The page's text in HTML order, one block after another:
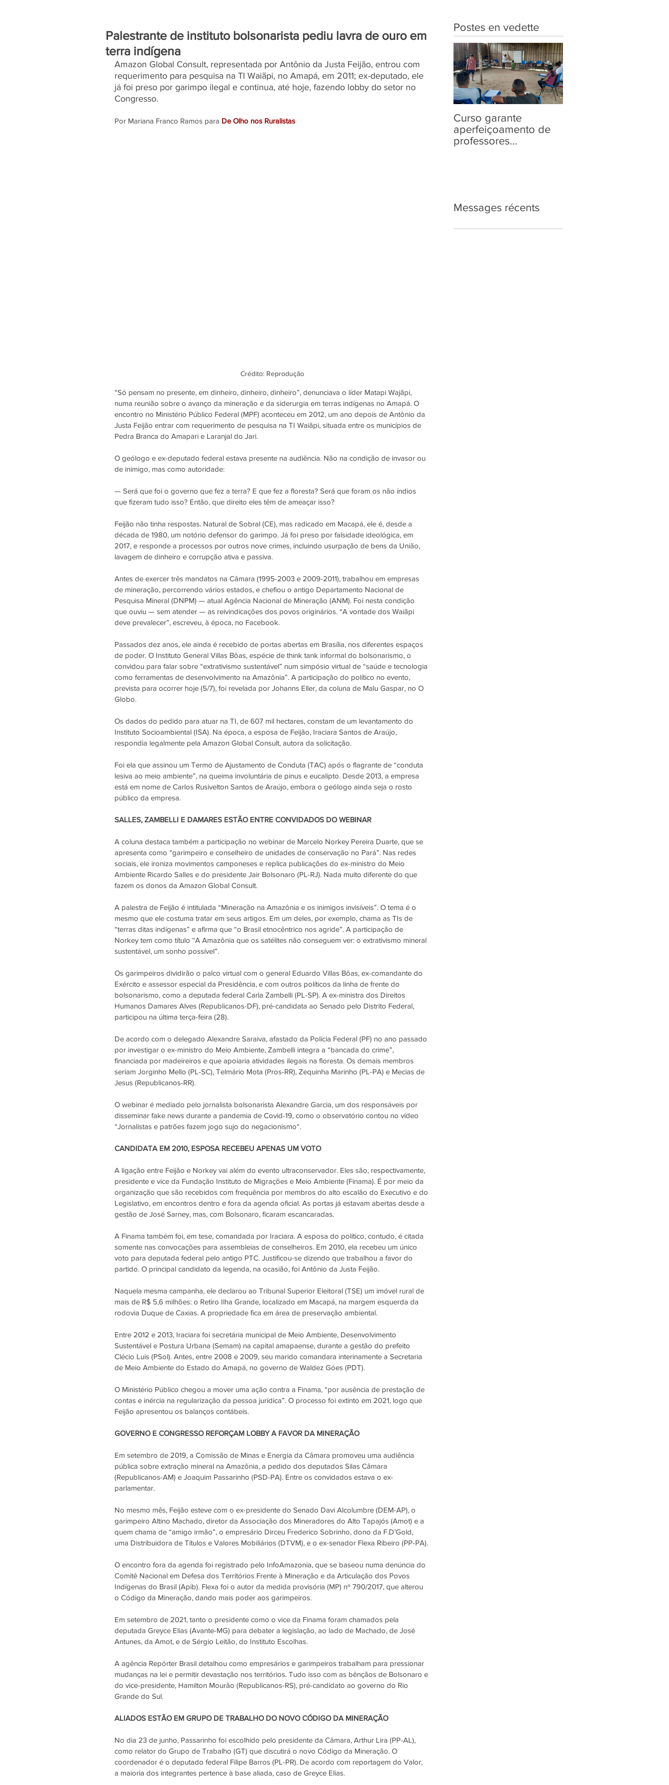
Palestrante de instituto bolsonarista pediu lavra de ouro em
terra indígena
Amazon Global Consult, representada por Antônio da Justa Feijão, entrou com
requerimento para pesquisa na TI Waiãpi, no Amapá, em 2011; ex-deputado, ele
já foi preso por garimpo ilegal e continua, até hoje, fazendo lobby do setor no
Congresso.
Por Mariana Franco Ramos para De Olho nos Ruralistas
Crédito: Reprodução
“Só pensam no presente, em dinheiro, dinheiro, dinheiro”, denunciava o líder Matapi Wajãpi,
numa reunião sobre o avanço da mineração e da siderurgia em terras indígenas no Amapá. O
encontro no Ministério Público Federal (MPF) aconteceu em 2012, um ano depois de Antônio da
Justa Feijão entrar com requerimento de pesquisa na TI Waiãpi, situada entre os municípios de
Pedra Branca do Amapari e Laranjal do Jari.
O geólogo e ex-deputado federal estava presente na audiência. Não na condição de invasor ou
de inimigo, mas como autoridade:
— Será que foi o governo que fez a terra? E que fez a floresta? Será que foram os não índios
que fizeram tudo isso? Então, que direito eles têm de ameaçar isso?
Feijão não tinha respostas. Natural de Sobral (CE), mas radicado em Macapá, ele é, desde a
década de 1980, um notório defensor do garimpo. Já foi preso por falsidade ideológica, em
2017, e responde a processos por outros nove crimes, incluindo usurpação de bens da União,
lavagem de dinheiro e corrupção ativa e passiva.
Antes de exercer três mandatos na Câmara (1995-2003 e 2009-2011), trabalhou em empresas
de mineração, percorrendo vários estados, e chefiou o antigo Departamento Nacional de
Pesquisa Mineral (DNPM) — atual Agência Nacional de Mineração (ANM). Foi nesta condição
que ouviu — sem atender — as reivindicações dos povos originários. “A vontade dos Waiãpi
deve prevalecer”, escreveu, à época, no Facebook.
Passados dez anos, ele ainda é recebido de portas abertas em Brasília, nos diferentes espaços
de poder. O Instituto General Villas Bôas, espécie de think tank informal do bolsonarismo, o
convidou para falar sobre “extrativismo sustentável” num simpósio virtual de “saúde e tecnologia
como ferramentas de desenvolvimento na Amazônia”. A participação do político no evento,
prevista para ocorrer hoje (5/7), foi revelada por Johanns Eller, da coluna de Malu Gaspar, no O
Globo.
Os dados do pedido para atuar na TI, de 607 mil hectares, constam de um levantamento do
Instituto Socioambiental (ISA). Na época, a esposa de Feijão, Iraciara Santos de Araújo,
respondia legalmente pela Amazon Global Consult, autora da solicitação.
Foi ela que assinou um Termo de Ajustamento de Conduta (TAC) após o flagrante de “conduta
lesiva ao meio ambiente”, na queima involuntária de pinus e eucalipto. Desde 2013, a empresa
está em nome de Carlos Rusivelton Santos de Araújo, embora o geólogo ainda seja o rosto
público da empresa.
SALLES, ZAMBELLI E DAMARES ESTÃO ENTRE CONVIDADOS DO WEBINAR
A coluna destaca também a participação no webinar de Marcelo Norkey Pereira Duarte, que se
apresenta como “garimpeiro e conselheiro de unidades de conservação no Pará”. Nas redes
sociais, ele ironiza movimentos camponeses e replica publicações do ex-ministro do Meio
Ambiente Ricardo Salles e do presidente Jair Bolsonaro (PL-RJ). Nada muito diferente do que
fazem os donos da Amazon Global Consult.
A palestra de Feijão é intitulada “Mineração na Amazônia e os inimigos invisíveis”. O tema é o
mesmo que ele costuma tratar em seus artigos. Em um deles, por exemplo, chama as TIs de
“terras ditas indígenas” e afirma que “o Brasil etnocêntrico nos agride”. A participação de
Norkey tem como título “A Amazônia que os satélites não conseguem ver: o extrativismo mineral
sustentável, um sonho possível”.
Os garimpeiros dividirão o palco virtual com o general Eduardo Villas Bôas, ex-comandante do
Exército e assessor especial da Presidência, e com outros políticos da linha de frente do
bolsonarismo, como a deputada federal Carla Zambelli (PL-SP). A ex-ministra dos Direitos
Humanos Damares Alves (Republicanos-DF), pré-candidata ao Senado pelo Distrito Federal,
participou na última terça-feira (28).
De acordo com o delegado Alexandre Saraiva, afastado da Polícia Federal (PF) no ano passado
por investigar o ex-ministro do Meio Ambiente, Zambelli integra a “bancada do crime”,
financiada por madeireiros e que apoiaria atividades ilegais na floresta. Os demais membros
seriam Jorginho Mello (PL-SC), Telmário Mota (Pros-RR), Zequinha Marinho (PL-PA) e Mecias de
Jesus (Republicanos-RR).
O webinar é mediado pelo jornalista bolsonarista Alexandre Garcia, um dos responsáveis por
disseminar fake news durante a pandemia de Covid-19, como o observatório contou no vídeo
“Jornalistas e patrões fazem jogo sujo do negacionismo“.
CANDIDATA EM 2010, ESPOSA RECEBEU APENAS UM VOTO
A ligação entre Feijão e Norkey vai além do evento ultraconservador. Eles são, respectivamente,
presidente e vice da Fundação Instituto de Migrações e Meio Ambiente (Finama). É por meio da
organização que são recebidos com frequência por membros do alto escalão do Executivo e do
Legislativo, em encontros dentro e fora da agenda oficial. As portas já estavam abertas desde a
gestão de José Sarney, mas, com Bolsonaro, ficaram escancaradas.
A Finama também foi, em tese, comandada por Iraciara. A esposa do político, contudo, é citada
somente nas convocações para assembleias de conselheiros. Em 2010, ela recebeu um único
voto para deputada federal pelo antigo PTC. Justificou-se dizendo que trabalhou a favor do
partido. O principal candidato da legenda, na ocasião, foi Antônio da Justa Feijão.
Naquela mesma campanha, ele declarou ao Tribunal Superior Eleitoral (TSE) um imóvel rural de
mais de R$ 5,6 milhões: o Retiro Ilha Grande, localizado em Macapá, na margem esquerda da
rodovia Duque de Caxias. A propriedade fica em área de preservação ambiental.
Entre 2012 e 2013, Iraciara foi secretária municipal de Meio Ambiente, Desenvolvimento
Sustentável e Postura Urbana (Semam) na capital amapaense, durante a gestão do prefeito
Clécio Luis (PSol). Antes, entre 2008 e 2009, seu marido comandara interinamente a Secretaria
de Meio Ambiente do Estado do Amapá, no governo de Waldez Góes (PDT).
O Ministério Público chegou a mover uma ação contra a Finama, “por ausência de prestação de
contas e inércia na regularização da pessoa jurídica”. O processo foi extinto em 2021, logo que
Feijão apresentou os balanços contábeis.
GOVERNO E CONGRESSO REFORÇAM LOBBY A FAVOR DA MINERAÇÃO
Em setembro de 2019, a Comissão de Minas e Energia da Câmara promoveu uma audiência
pública sobre extração mineral na Amazônia, a pedido dos deputados Silas Câmara
(Republicanos-AM) e Joaquim Passarinho (PSD-PA). Entre os convidados estava o ex-
parlamentar.
No mesmo mês, Feijão esteve com o ex-presidente do Senado Davi Alcolumbre (DEM-AP), o
garimpeiro Altino Machado, diretor da Associação dos Mineradores do Alto Tapajós (Amot) e a
quem chama de “amigo irmão”, o empresário Dirceu Frederico Sobrinho, dono da F.D’Gold,
uma Distribuidora de Títulos e Valores Mobiliários (DTVM), e o ex-senador Flexa Ribeiro (PP-PA).
O encontro fora da agenda foi registrado pelo InfoAmazonia, que se baseou numa denúncia do
Comitê Nacional em Defesa dos Territórios Frente à Mineração e da Articulação dos Povos
Indígenas do Brasil (Apib). Flexa foi o autor da medida provisória (MP) nº 790/2017, que alterou
o Código da Mineração, dando mais poder aos garimpeiros.
Em setembro de 2021, tanto o presidente como o vice da Finama foram chamados pela
deputada Greyce Elias (Avante-MG) para debater a legislação, ao lado de Machado, de José
Antunes, da Amot, e de Sérgio Leitão, do Instituto Escolhas.
A agência Repórter Brasil detalhou como empresários e garimpeiros trabalham para pressionar
mudanças na lei e permitir devastação nos territórios. Tudo isso com as bênçãos de Bolsonaro e
do vice-presidente, Hamilton Mourão (Republicanos-RS), pré-candidato ao governo do Rio
Grande do Sul.
ALIADOS ESTÃO EM GRUPO DE TRABALHO DO NOVO CÓDIGO DA MINERAÇÃO
No dia 23 de junho, Passarinho foi escolhido pelo presidente da Câmara, Arthur Lira (PP-AL),
como relator do Grupo de Trabalho (GT) que discutirá o novo Código da Mineração. O
coordenador é o deputado federal Filipe Barros (PL-PR). De acordo com reportagem do Valor,
a maioria dos integrantes pertence à base aliada, caso de Greyce Elias.
Postes en vedette
Curso garante
aperfeiçoamento de
professores
Messages récents